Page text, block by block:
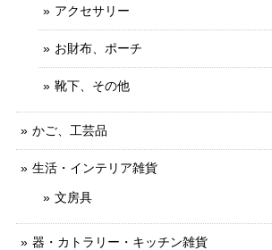
アクセサリー
お財布、ポーチ
靴下、その他
かご、工芸品
生活・インテリア雑貨
文房具
器・カトラリー・キッチン雑貨